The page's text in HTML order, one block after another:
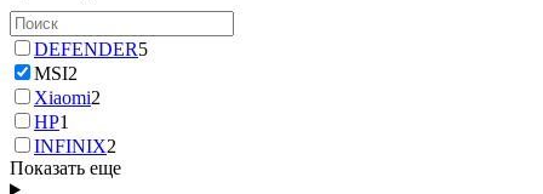
DEFENDER5
MSI2
Xiaomi2
HP1
INFINIX2
Показать еще